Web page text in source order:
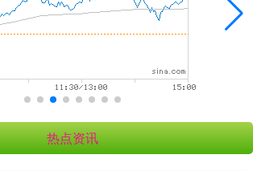
热点资讯